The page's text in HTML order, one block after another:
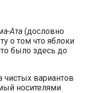
Ата (дословно
о том что яблоки
было здесь до
чистых вариантов
носителями